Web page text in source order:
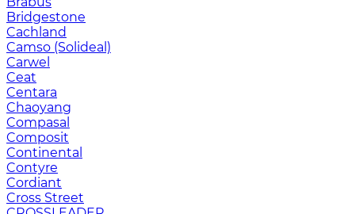
Bridgestone
Cachland
Camso (Solideal)
Carwel
Ceat
Centara
Chaoyang
Compasal
Composit
Continental
Contyre
Cordiant
Cross Street